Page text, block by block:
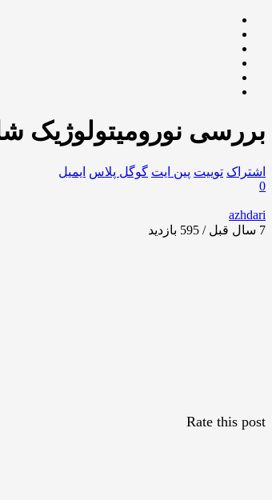
بررسی نورومیتولوژیک
اشتراک توییت پین ایت گوگل‌ پلاس ایمیل
0
azhdari
7 سال قبل / 595
بازدید
Rate this post